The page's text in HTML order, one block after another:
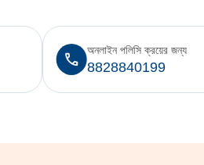
8828840199
অনলাইন পলিসি ক্রয়ের জন্য